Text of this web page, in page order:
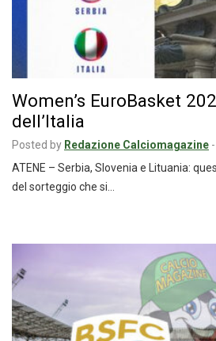
Women’s EuroBasket
dell’Italia
Posted by Redazione Calciomagazine -
ATENE – Serbia, Slovenia e Lituania:
del sorteggio che si…